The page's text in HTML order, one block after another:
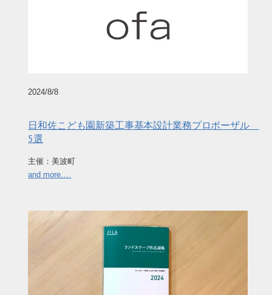
2024/8/8
日和佐こども園新築工事基本設計業務プロポーザル
5選
主催：美波町
and more….